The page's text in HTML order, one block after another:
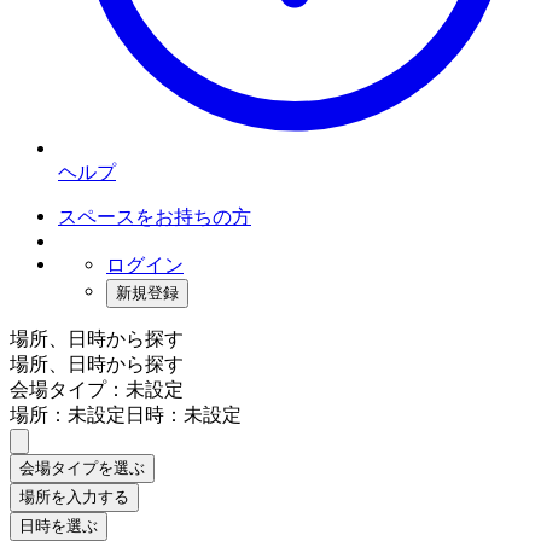
ヘルプ
スペースをお持ちの方
ログイン
新規登録
場所、日時から探す
場所、日時から探す
会場タイプ：未設定
場所：未設定日時：未設定
会場タイプを選ぶ
場所を入力する
日時を選ぶ